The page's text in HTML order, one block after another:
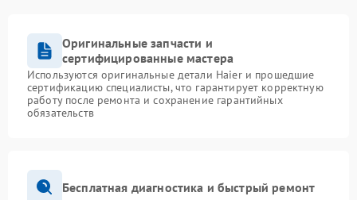
Оригинальные запчасти и
сертифицированные мастера
Используются оригинальные детали Haier и прошедшие
сертификацию специалисты, что гарантирует корректную
работу после ремонта и сохранение гарантийных
обязательств
Бесплатная диагностика и быстрый ремонт